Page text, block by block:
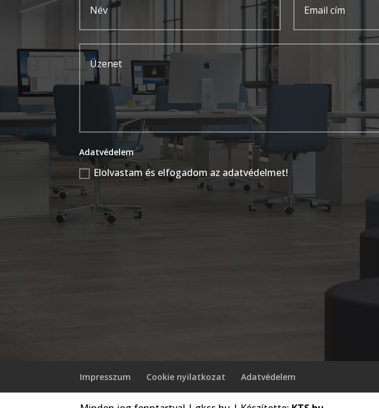
Adatvédelem
Elolvastam és elfogadom az adatvédelmet!
Impresszum Cookie nyilatkozat Adatvédelem